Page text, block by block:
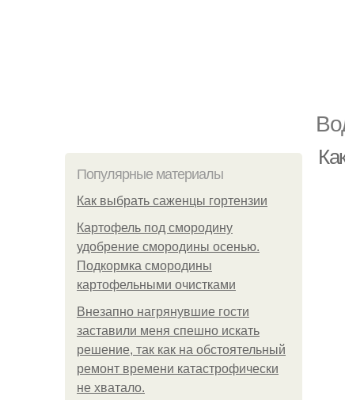
Популярные материалы
Как выбрать саженцы гортензии
Картофель под смородину
удобрение смородины осенью.
Подкормка смородины
картофельными очистками
Внезапно нагрянувшие гости
заставили меня спешно искать
решение, так как на обстоятельный
ремонт времени катастрофически
не хватало.